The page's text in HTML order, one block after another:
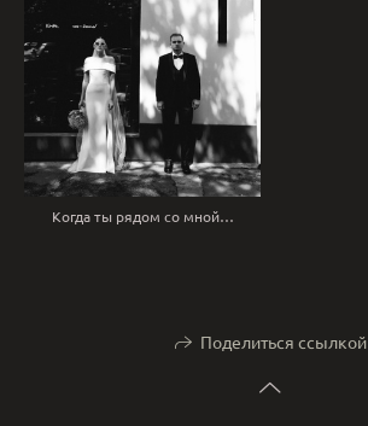
Когда ты рядом со мной…
Поделиться ссылкой